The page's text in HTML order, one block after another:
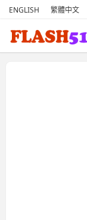
ENGLISH 繁體中文